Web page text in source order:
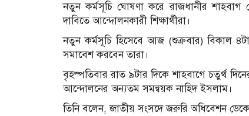
নতুন কর্মসূচি ঘোষণা করে রাজধানীর শাহবাগ
দাবিতে আন্দোলনকারী শিক্ষার্থীরা।
নতুন কর্মসূচি হিসেবে আজ (শুক্রবার) বিকাল
সমাবেশ করবেন তারা।
বৃহস্পতিবার রাত ৯টার দিকে শাহবাগে চতুর্থ
আন্দোলনের অন্যতম সমন্বয়ক নাহিদ ইসলাম।
তিনি বলেন, জাতীয় সংসদে জরুরি অধিবেশন